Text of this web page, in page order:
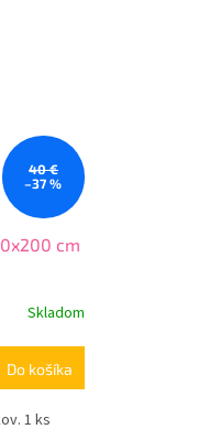
40 €
–37 %
cm
Skladom
Do košíka
1 ks